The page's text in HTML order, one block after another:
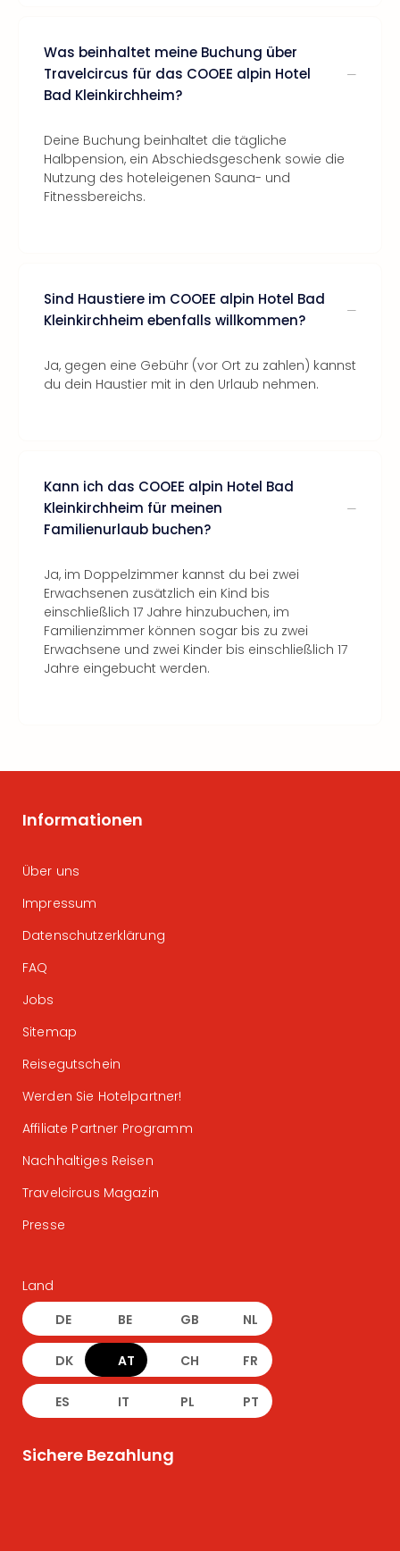
Was beinhaltet meine Buchung über
Travelcircus für das COOEE alpin Hotel
Bad Kleinkirchheim?
Deine Buchung beinhaltet die tägliche
Halbpension, ein Abschiedsgeschenk sowie die
Nutzung des hoteleigenen Sauna- und
Fitnessbereichs.
Sind Haustiere im COOEE alpin Hotel Bad
Kleinkirchheim ebenfalls willkommen?
Ja, gegen eine Gebühr (vor Ort zu zahlen) kannst
du dein Haustier mit in den Urlaub nehmen.
Kann ich das COOEE alpin Hotel Bad
Kleinkirchheim für meinen
Familienurlaub buchen?
Ja, im Doppelzimmer kannst du bei zwei
Erwachsenen zusätzlich ein Kind bis
einschließlich 17 Jahre hinzubuchen, im
Familienzimmer können sogar bis zu zwei
Erwachsene und zwei Kinder bis einschließlich 17
Jahre eingebucht werden.
Informationen
Über uns
Impressum
Datenschutzerklärung
FAQ
Jobs
Sitemap
Reisegutschein
Werden Sie Hotelpartner!
Affiliate Partner Programm
Nachhaltiges Reisen
Travelcircus Magazin
Presse
Land
DE BE GB NL
DK AT CH FR
ES IT PL PT
Sichere Bezahlung